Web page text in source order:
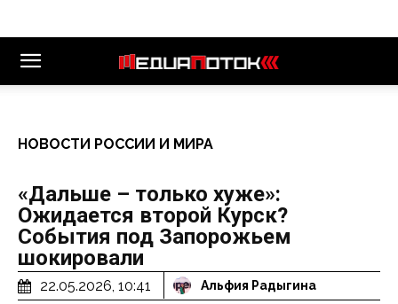
НОВОСТИ РОССИИ И МИРА
«Дальше – только хуже»:
Ожидается второй Курск?
События под Запорожьем
шокировали
22.05.2026, 10:41 Альфия Радыгина